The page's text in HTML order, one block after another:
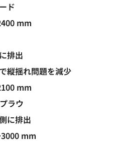
ド
mm
排出
縦揺れ問題を減少
mm
ラウ
に排出
mm